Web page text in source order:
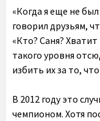
«Когда я еще не
говорил друзьям,
«Кто? Саня?
такого уровня
избить их за то,
В 2012 году это
чемпионом. Хотя